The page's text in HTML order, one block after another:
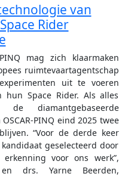
van
Rider
PINQ mag zich klaarmaken
ruimtevaartagentschap
uit te voeren
Space Rider. Als alles
diamantgebaseerde
PINQ eind 2025 twee
“Voor de derde keer
geselecteerd door
erkenning voor ons werk”,
drs. Yarne Beerden,